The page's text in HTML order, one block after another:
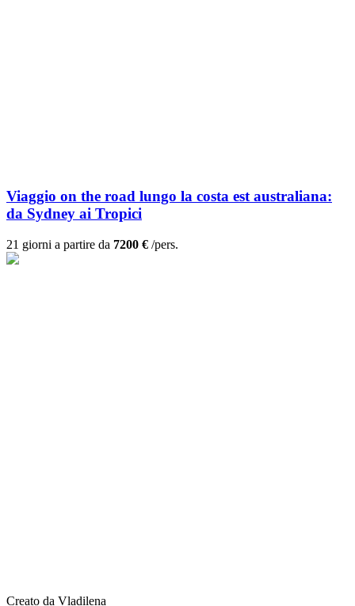
Viaggio on the road lungo la costa est australiana:
da Sydney ai Tropici
21 giorni a partire da 7200 € /pers.
Creato da Vladilena